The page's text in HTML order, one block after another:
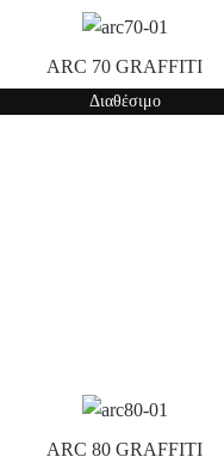
ARC 70 GRAFFITI
Διαθέσιμο
ARC 80 GRAFFITI